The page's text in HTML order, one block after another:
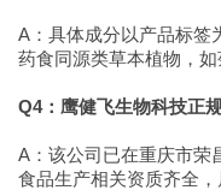
A：具体成分以产品标签
药食同源类草本植物，如
Q4：鹰健飞生物科技正
A：该公司已在重庆市荣
食品生产相关资质齐全，